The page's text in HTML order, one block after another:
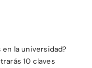
la universidad?
10 claves